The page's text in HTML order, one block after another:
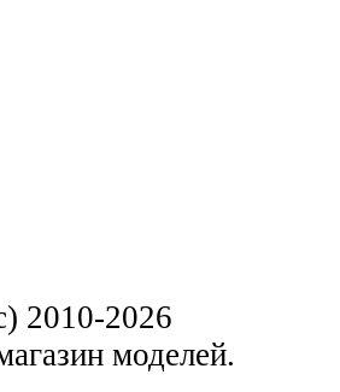
2010-2026
моделей.